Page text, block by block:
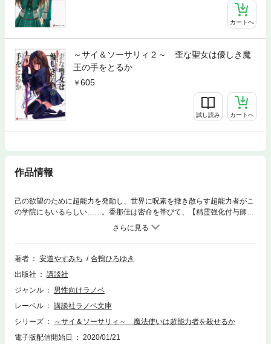
カートへ
～サイ＆ソーサリィ２～ 歪な聖女は優しき魔
王の手をとるか
605
試し読み カートへ
作品情報
己の欲望のために超能力を発動し、世界に呪素を撒き散らす超能力者がこ
の学院にもいるらしい……。香那佳は密命を帯びて、【精霊強化付与師】
の赤月蒼真とともに調査を開始するが、【念動】、【透視】、【精神感
応】を駆使する超能力者たちが、ついに平和な学院でその牙を剥いた。超
能力者の圧倒的な力の前に次々と倒れる仲間たちを前に香那佳の魔神召喚
が炸裂する！
著者 安道やすみち
合鴨ひろゆき
出版社
講談社
ジャンル
男性向けラノベ
レーベル
講談社ラノベ文庫
シリーズ
～サイ＆ソーサリィ～ 魔法使いは超能力者を殺せるか
電子版配信開始日
2020/01/21